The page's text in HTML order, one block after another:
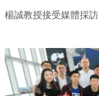
楊誠教授接受媒體採訪